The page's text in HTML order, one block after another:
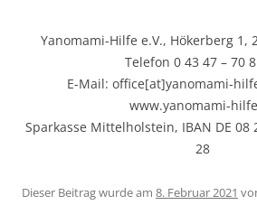
Yanomami-Hilfe e.V., Hökerberg 1,
Telefon 0 43 47 – 70
E-Mail: office[at]yanomami-
www.yanomami-
Sparkasse Mittelholstein, IBAN DE 08
28
Dieser Beitrag wurde am 8. Februar 2021